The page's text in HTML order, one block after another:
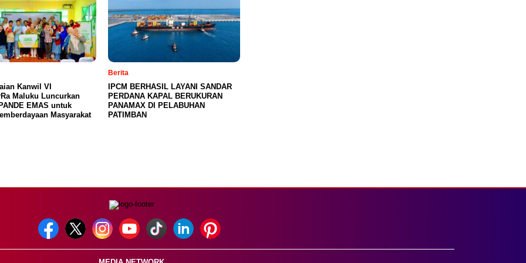
Kanwil VI
Maluku Luncurkan
EMAS untuk
Masyarakat
Berita
IPCM BERHASIL LAYANI SANDAR
PERDANA KAPAL BERUKURAN
PANAMAX DI PELABUHAN
PATIMBAN